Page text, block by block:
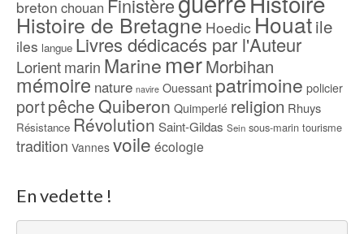
breton chouan Finistère
Histoire de Bretagne Hoedic Houatile
iles langue Livres dédicacés par l'Auteur
Lorientmarin Marine merMorbihan
mémoire nature navire Ouessant patrimoine policier
portpêcheQuiberon Quimperlé religion Rhuys
Résistance Révolution Saint-Gildas Sein sous-marin tourisme
tradition Vannes voile écologie
En vedette !